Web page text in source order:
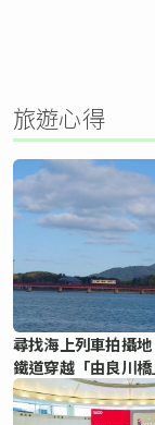
旅遊心得
尋找海上列車拍攝
鐵道穿越「由良川橋